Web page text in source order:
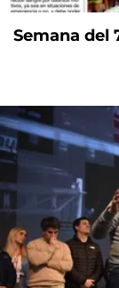
Semana del